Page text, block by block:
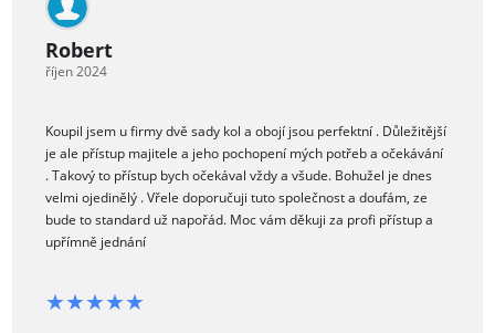
Robert
říjen 2024
Koupil jsem u firmy dvě sady kol a obojí jsou perfektní . Důležitější
je ale přístup majitele a jeho pochopení mých potřeb a očekávání
. Takový to přístup bych očekával vždy a všude. Bohužel je dnes
velmi ojedinělý . Vřele doporučuji tuto společnost a doufám, ze
bude to standard už napořád. Moc vám děkuji za profi přístup a
upřímně jednání
★★★★★